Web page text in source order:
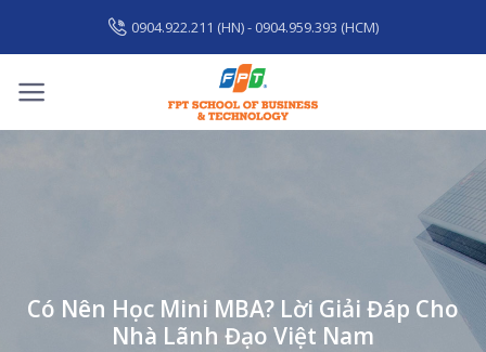
content
0904.922.211 (HN) - 0904.959.393 (HCM)
Có Nên Học Mini MBA? Lời Giải Đáp Cho
Nhà Lãnh Đạo Việt Nam